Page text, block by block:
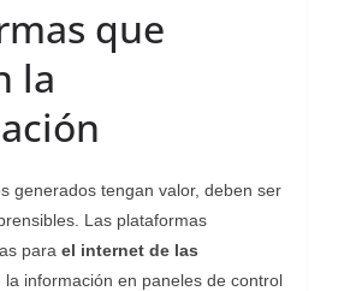
que
la
generados tengan valor, deben ser
Las plataformas
para el internet de las
la información en paneles de control